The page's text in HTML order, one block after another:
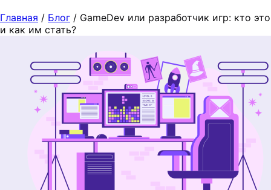
Главная / Блог / GameDev или разработчик игр: кто это
и как им стать?